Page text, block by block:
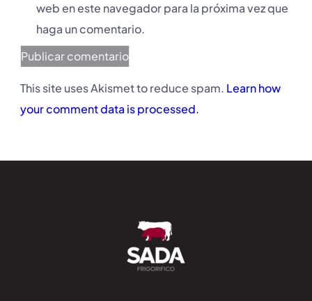
web en este navegador para la próxima vez que
haga un comentario.
This site uses Akismet to reduce spam. Learn how
your comment data is processed.